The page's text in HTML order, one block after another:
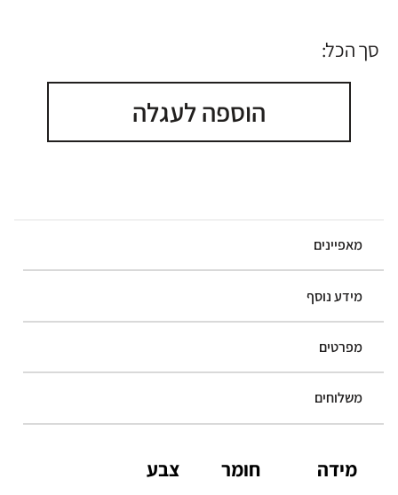
סך הכל:
הוספה לעגלה
מאפיינים
מידע נוסף
מפרטים
משלוחים
מידה
חומר
צבע